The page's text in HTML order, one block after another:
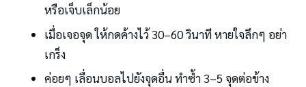
หรือเจ็บเล็กน้อย
เมื่อเจอจุด ให้กดค้างไว้ 30–60 วินาที หายใจลึกๆ อย่า
เกร็ง
ค่อยๆ เลื่อนบอลไปยังจุดอื่น ทำซ้ำ 3–5 จุดต่อข้าง